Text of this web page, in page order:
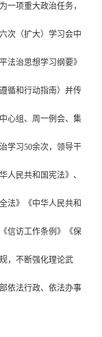
一项重大政治任务，
次（扩大）学习会中
法治思想学习纲要》
循和行动指南）并传
心组、周一例会、集
学习50余次，领导干
人民共和国宪法》、
法》《中华人民共和
信访工作条例》《保
，不断强化理论武
依法行政、依法办事